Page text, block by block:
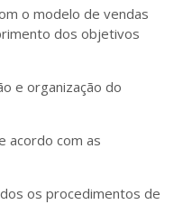
o modelo de vendas
dos objetivos
e organização do
acordo com as
os procedimentos de